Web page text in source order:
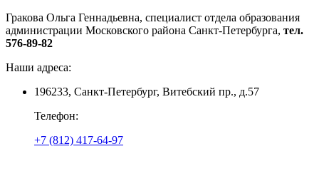
Гракова Ольга Геннадьевна, специалист отдела образования
администрации Московского района Санкт-Петербурга, тел.
576-89-82
Наши адреса:
196233, Санкт-Петербург, Витебский пр., д.57
Телефон:
+7 (812) 417-64-97